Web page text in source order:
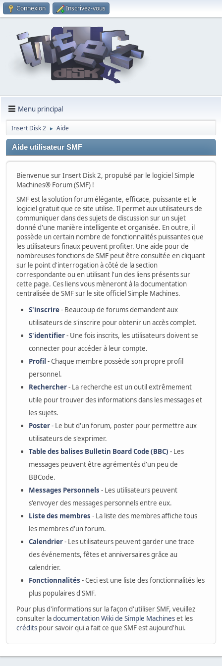
Connexion Inscrivez-vous
Menu principal
Insert Disk 2 ► Aide
Aide utilisateur SMF
Bienvenue sur Insert Disk 2, propulsé par le logiciel Simple
Machines® Forum (SMF) !
SMF est la solution forum élégante, efficace, puissante et le
logiciel gratuit que ce site utilise. Il permet aux utilisateurs de
communiquer dans des sujets de discussion sur un sujet
donné d'une manière intelligente et organisée. En outre, il
possède un certain nombre de fonctionnalités puissantes que
les utilisateurs finaux peuvent profiter. Une aide pour de
nombreuses fonctions de SMF peut être consultée en cliquant
sur le point d'interrogation à côté de la section
correspondante ou en utilisant l'un des liens présents sur
cette page. Ces liens vous mèneront à la documentation
centralisée de SMF sur le site officiel Simple Machines.
S'inscrire- Beaucoup de forums demandent aux
utilisateurs de s'inscrire pour obtenir un accès complet.
S'identifier- Une fois inscrits, les utilisateurs doivent se
connecter pour accéder à leur compte.
Profil - Chaque membre possède son propre profil
personnel.
Rechercher- La recherche est un outil extrêmement
utile pour trouver des informations dans les messages et
les sujets.
Poster- Le but d'un forum, poster pour permettre aux
utilisateurs de s'exprimer.
Table des balises Bulletin Board Code (BBC) - Les
messages peuvent être agrémentés d'un peu de
BBCode.
Messages Personnels - Les utilisateurs peuvent
s'envoyer des messages personnels entre eux.
Liste des membres - La liste des membres affiche tous
les membres d'un forum.
Calendrier- Les utilisateurs peuvent garder une trace
des événements, fêtes et anniversaires grâce au
calendrier.
Fonctionnalités - Ceci est une liste des fonctionnalités les
plus populaires d'SMF.
Pour plus d'informations sur la façon d'utiliser SMF, veuillez
consulter ladocumentation Wiki de Simple Machineset les
crédits pour savoir qui a fait ce que SMF est aujourd'hui.